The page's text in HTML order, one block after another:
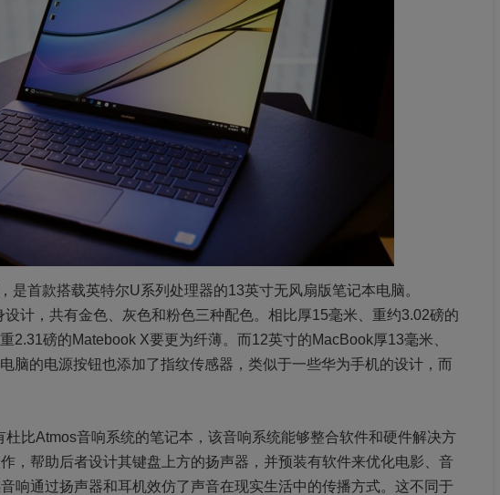
是首款搭载英特尔U系列处理器的13英寸无风扇版笔记本电脑。
计，共有金色、灰色和粉色三种配色。相比厚15毫米、重约3.02磅的
2.31磅的Matebook X要更为纤薄。而12英寸的MacBook厚13毫米、
脑的电源按钮也添加了指纹传感器，类似于一些华为手机的设计，而
比Atmos音响系统的笔记本，该音响系统能够整合软件和硬件解决方
，帮助后者设计其键盘上方的扬声器，并预装有软件来优化电影、音
响通过扬声器和耳机效仿了声音在现实生活中的传播方式。这不同于